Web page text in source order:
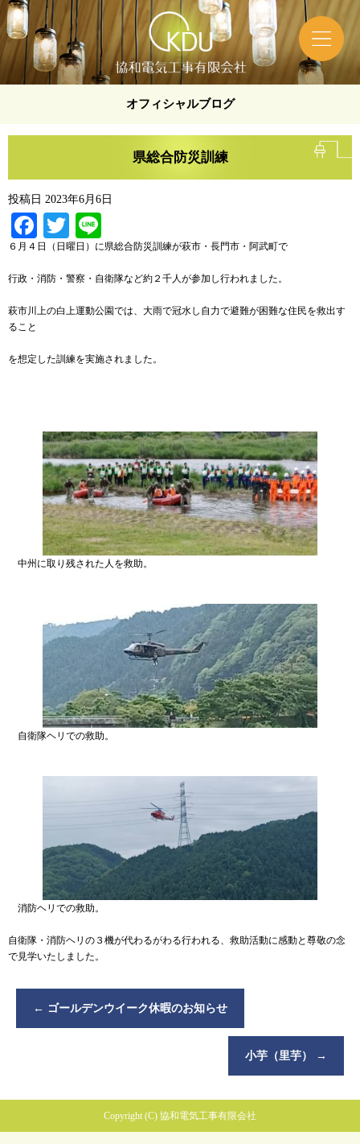
オフィシャルブログ
県総合防災訓練
投稿日 2023年6月6日
Facebook
Twitter
６月４日（日曜日）に県総合防災訓練が萩市・長門市・阿武町で
行政・消防・警察・自衛隊など約２千人が参加し行われました。
萩市川上の白上運動公園では、大雨で冠水し自力で避難が困難な住民を救出す
ること
を想定した訓練を実施されました。
中州に取り残された人を救助。
自衛隊ヘリでの救助。
消防ヘリでの救助。
自衛隊・消防ヘリの３機が代わるがわる行われる、救助活動に感動と尊敬の念
で見学いたしました。
← ゴールデンウイーク休暇のお知らせ
小芋（里芋） →
Copyright (C) 協和電気工事有限会社